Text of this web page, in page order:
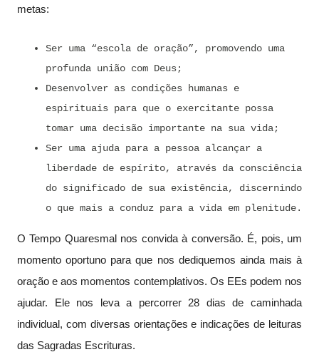
metas:
Ser uma “escola de oração”, promovendo uma
profunda união com Deus;
Desenvolver as condições humanas e
espirituais para que o exercitante possa
tomar uma decisão importante na sua vida;
Ser uma ajuda para a pessoa alcançar a
liberdade de espírito, através da consciência
do significado de sua existência, discernindo
o que mais a conduz para a vida em plenitude.
O Tempo Quaresmal nos convida à conversão. É, pois, um
momento oportuno para que nos dediquemos ainda mais à
oração e aos momentos contemplativos. Os EEs podem nos
ajudar. Ele nos leva a percorrer 28 dias de caminhada
individual, com diversas orientações e indicações de leituras
das Sagradas Escrituras.